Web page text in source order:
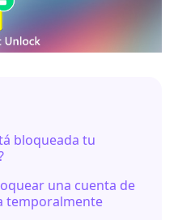
bloqueada tu
una cuenta de
temporalmente